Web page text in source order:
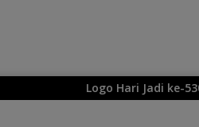
Logo Hari Jadi ke-530